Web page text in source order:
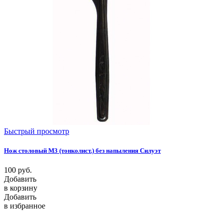
Быстрый просмотр
Нож столовый М3 (тонколист.) без напыления Силуэт
100 руб.
Добавить
в корзину
Добавить
в избранное